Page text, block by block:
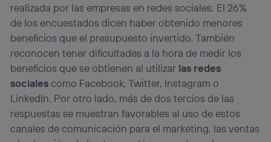
realizada por las empresas en redes sociales. El 26%
de los encuestados dicen haber obtenido menores
beneficios que el presupuesto invertido. También
reconocen tener dificultades a la hora de medir los
beneficios que se obtienen al utilizar las redes
socialescomo Facebook, Twitter, Instagram o
LinkedIn. Por otro lado, más de dos tercios de las
respuestas se muestran favorables al uso de estos
canales de comunicación para el marketing, las ventas